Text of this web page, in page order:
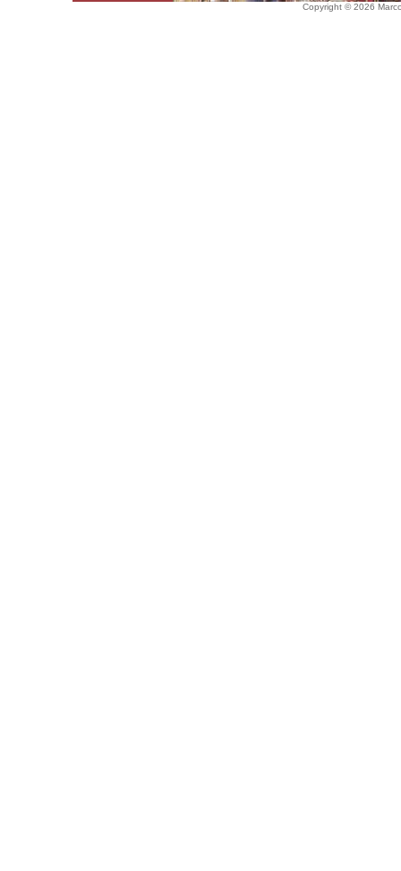
Copyright © 2026